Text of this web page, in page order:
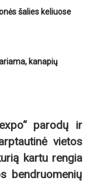
šalies keliuose
kanapių
parodų ir
vietos
kartu rengia
bendruomenių